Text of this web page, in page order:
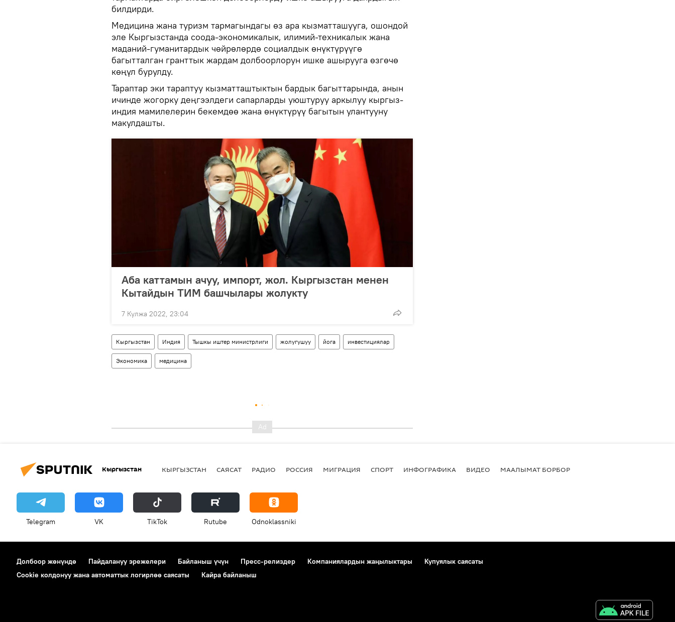
билдирди.
Медицина жана туризм тармагындагы өз ара кызматташууга, ошондой
эле Кыргызстанда соода-экономикалык, илимий-техникалык жана
маданий-гуманитардык чөйрөлөрдө социалдык өнүктүрүүгө
багытталган гранттык жардам долбоорлорун ишке ашырууга өзгөчө
көңүл бурулду.
Тараптар эки тараптуу кызматташтыктын бардык багыттарында, анын
ичинде жогорку деңгээлдеги сапарларды уюштуруу аркылуу кыргыз-
индия мамилелерин бекемдөө жана өнүктүрүү багытын улантууну
макулдашты.
Аба каттамын ачуу, импорт, жол. Кыргызстан менен
Кытайдын ТИМ башчылары жолукту
7 Кулжа 2022, 23:04
Кыргызстан Индия Тышкы иштер министрлиги жолугушуу йога инвестициялар
Экономика медицина
Кыргызстан КЫРГЫЗСТАН САЯСАТ РАДИО РОССИЯ МИГРАЦИЯ СПОРТ ИНФОГРАФИКА ВИДЕО МААЛЫМАТ БОРБОР
Telegram VK ТikТоk Rutube Odnoklassniki
Долбоор жөнүндө Пайдалануу эрежелери Байланыш үчүн Пресс-релиздер Компаниялардын жаңылыктары
Купуялык саясаты
Cookie колдонуу жана автоматтык логирлөө саясаты
Кайра байланыш